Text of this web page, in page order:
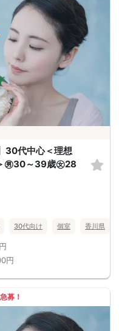
30代中心＜理想
㊚30～39歳㊛28
30代向け 個室 香川県
円
募！